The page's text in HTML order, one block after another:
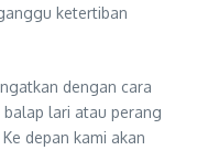
ketertiban
dengan cara
lari atau perang
depan kami akan